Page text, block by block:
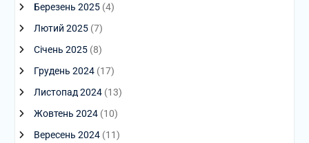
Березень 2025(4)
Лютий 2025(7)
Січень 2025(8)
Грудень 2024(17)
Листопад 2024(13)
Жовтень 2024(10)
Вересень 2024(11)